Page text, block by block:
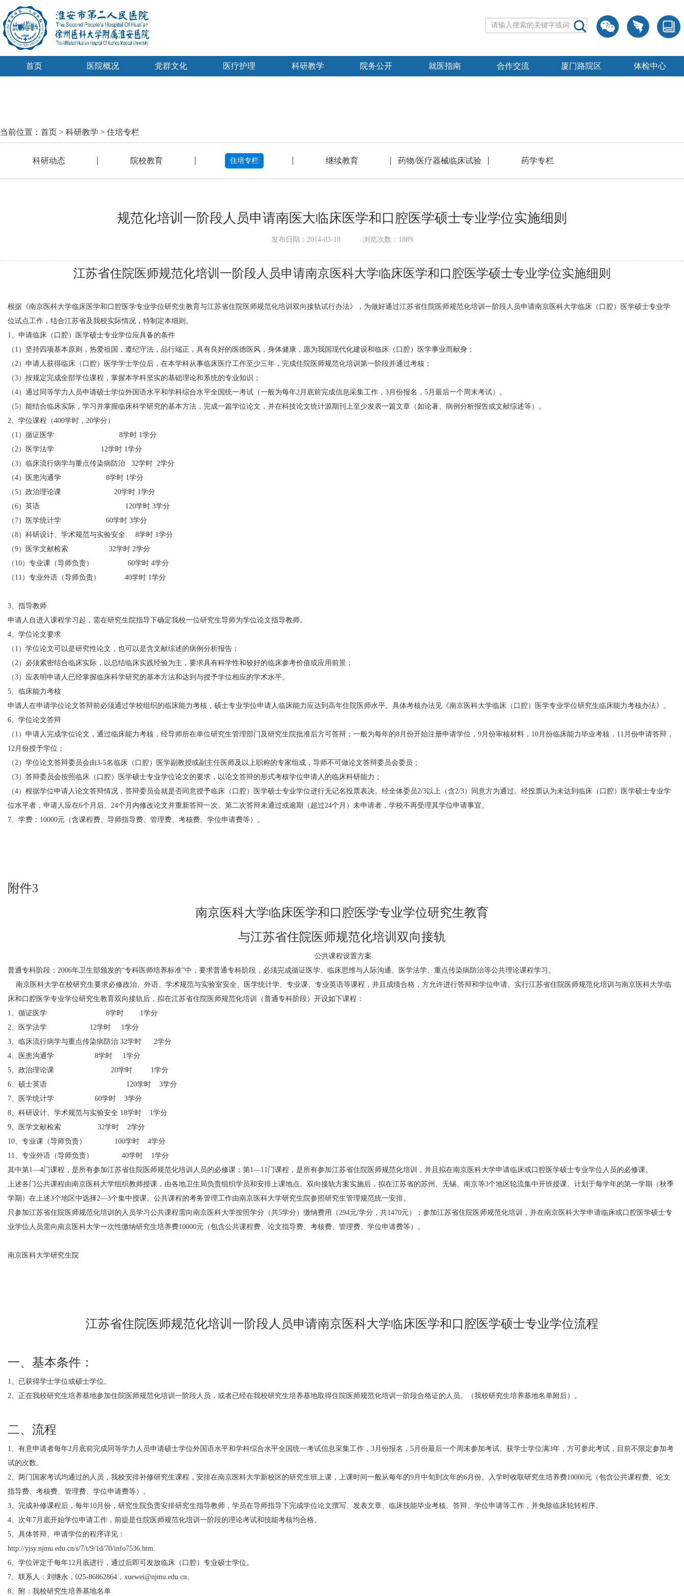
首页 医院概况 党群文化 医疗护理 科研教学 院务公开 就医指南 合作交流 厦门路院区 体检中心
当前位置： 首页 > 科研教学 > 住培专栏
科研动态 院校教育 住培专栏 继续教育 药物/医疗器械临床试验 药学专栏
规范化培训一阶段人员申请南医大临床医学和口腔医学硕士专业学位实施细则
发布日期：2014-03-18 浏览次数： 1889
江苏省住院医师规范化培训一阶段人员申请南京医科大学临床医学和口腔医学硕士专业学位实施细则
根据《南京医科大学临床医学和口腔医学专业学位研究生教育与江苏省住院医师规范化培训双向接轨试行办法》，为做好通过江苏省住院医师规范化培训一阶段人员申请南京医科大学临床（口腔）医学硕士专业学
位试点工作，结合江苏省及我校实际情况，特制定本细则。
1、申请临床（口腔）医学硕士专业学位应具备的条件
（1）坚持四项基本原则，热爱祖国，遵纪守法，品行端正，具有良好的医德医风，身体健康，愿为我国现代化建设和临床（口腔）医学事业而献身；
（2）申请人获得临床（口腔）医学学士学位后，在本学科从事临床医疗工作至少三年，完成住院医师规范化培训第一阶段并通过考核；
（3）按规定完成全部学位课程，掌握本学科坚实的基础理论和系统的专业知识；
（4）通过同等学力人员申请硕士学位外国语水平和学科综合水平全国统一考试（一般为每年2月底前完成信息采集工作，3月份报名，5月最后一个周末考试）。
（5）能结合临床实际，学习并掌握临床科学研究的基本方法，完成一篇学位论文，并在科技论文统计源期刊上至少发表一篇文章（如论著、病例分析报告或文献综述等）。
2、学位课程（400学时，20学分）
（1）循证医学 8学时 1学分
（2）医学法学 12学时 1学分
（3）临床流行病学与重点传染病防治
32学时 2学分
（4）医患沟通学 8学时 1学分
（5）政治理论课
20学时 1学分
（6）英语 120学时 3学分
（7）医学统计学 60学时 3学分
（8）科研设计、学术规范与实验安全 8学时 1学分
（9）医学文献检索 32学时 2学分
（10）专业课（导师负责）
60学时 4学分
（11）专业外语（导师负责）
40学时 1学分
3、指导教师
申请人自进入课程学习起，需在研究生院指导下确定我校一位研究生导师为学位论文指导教师。
4、学位论文要求
（1）学位论文可以是研究性论文，也可以是含文献综述的病例分析报告；
（2）必须紧密结合临床实际，以总结临床实践经验为主，要求具有科学性和较好的临床参考价值或应用前景；
（3）应表明申请人已经掌握临床科学研究的基本方法和达到与授予学位相应的学术水平。
5、临床能力考核
申请人在申请学位论文答辩前必须通过学校组织的临床能力考核，硕士专业学位申请人临床能力应达到高年住院医师水平。具体考核办法见《南京医科大学临床（口腔）医学专业学位研究生临床能力考核办法》。
6、学位论文答辩
（1）申请人完成学位论文，通过临床能力考核，经导师所在单位研究生管理部门及研究生院批准后方可答辩；一般为每年的8月份开始注册申请学位，9月份审核材料，10月份临床能力毕业考核，11月份申请答辩，
12月份授予学位；
（2）学位论文答辩委员会由3-5名临床（口腔）医学副教授或副主任医师及以上职称的专家组成，导师不可做论文答辩委员会委员；
（3）答辩委员会按照临床（口腔）医学硕士专业学位论文的要求，以论文答辩的形式考核学位申请人的临床科研能力；
（4）根据学位申请人论文答辩情况，答辩委员会就是否同意授予临床（口腔）医学硕士专业学位进行无记名投票表决。经全体委员2/3以上（含2/3）同意方为通过。经投票认为未达到临床（口腔）医学硕士专业学
位水平者，申请人应在6个月后、24个月内修改论文并重新答辩一次。第二次答辩未通过或逾期（超过24个月）未申请者，学校不再受理其学位申请事宜。
7、学费：10000元（含课程费、导师指导费、管理费、考核费、学位申请费等）。
附件3
南京医科大学临床医学和口腔医学专业学位研究生教育
与江苏省住院医师规范化培训双向接轨
公共课程设置方案
普通专科阶段： 2006年卫生部颁发的“专科医师培养标准”中，要求普通专科阶段，必须完成循证医学、临床思维与人际沟通、医学法学、重点传染病防治等公共理论课程学习。
南京医科大学在校研究生要求必修政治、外语、学术规范与实验室安全、医学统计学、专业课、专业英语等课程，并且成绩合格，方允许进行答辩和学位申请。实行江苏省住院医师规范化培训与南京医科大学临
床和口腔医学专业学位研究生教育双向接轨后，拟在江苏省住院医师规范化培训（普通专科阶段）开设如下课程：
1、循证医学
8学时 1学分
2、医学法学 12学时 1学分
3、临床流行病学与重点传染病防治 32学时 2学分
4、医患沟通学 8学时 1学分
5、政治理论课 20学时 1学分
6、硕士英语 120学时 3学分
7、医学统计学 60学时 3学分
8、科研设计、学术规范与实验安全 18学时 1学分
9、医学文献检索 32学时 2学分
10、专业课（导师负责）
100学时 4学分
11、专业外语（导师负责）
40学时 1学分
其中第1—4门课程，是所有参加江苏省住院医师规范化培训人员的必修课；第1—11门课程，是所有参加江苏省住院医师规范化培训，并且拟在南京医科大学申请临床或口腔医学硕士专业学位人员的必修课。
上述各门公共课程由南京医科大学组织教师授课，由各地卫生局负责组织学员和安排上课地点。双向接轨方案实施后，拟在江苏省的苏州、无锡、南京等3个地区轮流集中开班授课。计划于每学年的第一学期（秋季
学期）在上述3个地区中选择2—3个集中授课。公共课程的考务管理工作由南京医科大学研究生院参照研究生管理规范统一安排。
只参加江苏省住院医师规范化培训的人员学习公共课程需向南京医科大学按照学分（共5学分）缴纳费用（294元/学分，共1470元）；参加江苏省住院医师规范化培训，并在南京医科大学申请临床或口腔医学硕士专
业学位人员需向南京医科大学一次性缴纳研究生培养费10000元（包含公共课程费、论文指导费、考核费、管理费、学位申请费等）。
南京医科大学研究生院
江苏省住院医师规范化培训一阶段人员申请南京医科大学临床医学和口腔医学硕士专业学位流程
一、基本条件：
1、已获得学士学位或硕士学位。
2、正在我校研究生培养基地参加住院医师规范化培训一阶段人员，或者已经在我校研究生培养基地取得住院医师规范化培训一阶段合格证的人员。（我校研究生培养基地名单附后）。
二、流程
1、有意申请者每年2月底前完成同等学力人员申请硕士学位外国语水平和学科综合水平全国统一考试信息采集工作，3月份报名，5月份最后一个周末参加考试。获学士学位满3年，方可参此考试，目前不限定参加考
试的次数。
2、两门国家考试均通过的人员，我校安排补修研究生课程，安排在南京医科大学新校区的研究生班上课，上课时间一般从每年的9月中旬到次年的6月份。入学时收取研究生培养费10000元（包含公共课程费、论文
指导费、考核费、管理费、学位申请费等）。
3、完成补修课程后，每年10月份，研究生院负责安排研究生指导教师，学员在导师指导下完成学位论文撰写、发表文章、临床技能毕业考核、答辩、学位申请等工作，并免除临床轮转程序。
4、次年7月底开始学位申请工作，前提是住院医师规范化培训一阶段的理论考试和技能考核均合格。
5、具体答辩、申请学位的程序详见：
http://yjsy.njmu.edu.cn/s/7/t/9/1d/70/info7536.htm.
6、学位评定于每年12月底进行，通过后即可发放临床（口腔）专业硕士学位。
7、联系人：刘继永，025-86862864，xuewei@njmu.edu.cn。
8、附：我校研究生培养基地名单